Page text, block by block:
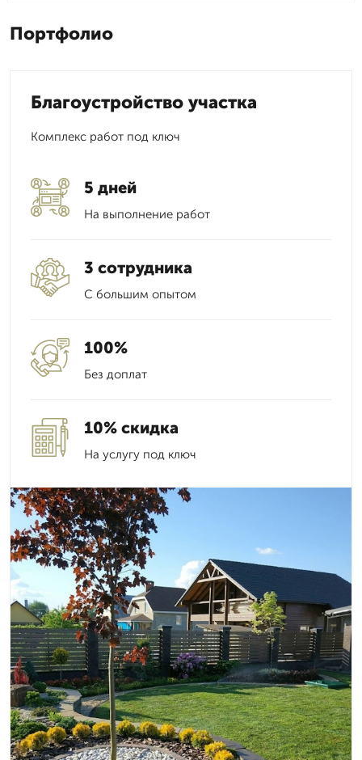
Портфолио
Благоустройство участка
Комплекс работ под ключ
5 дней
На выполнение работ
3 сотрудника
С большим опытом
100%
Без доплат
10% скидка
На услугу под ключ